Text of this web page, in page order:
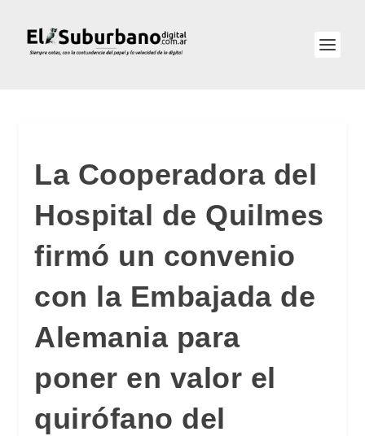
La Cooperadora del
Hospital de Quilmes
firmó un convenio
con la Embajada de
Alemania para
poner en valor el
quirófano del